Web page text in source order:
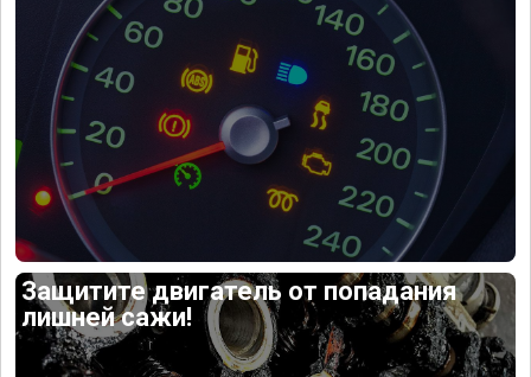
Защитите двигатель от попадания
лишней сажи!